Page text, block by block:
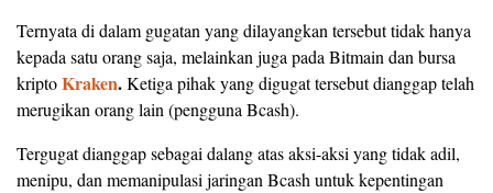
Ternyata di dalam gugatan yang dilayangkan tersebut tidak hanya
kepada satu orang saja, melainkan juga pada Bitmain dan bursa
kriptoKraken.Ketiga pihak yang digugat tersebut dianggap telah
merugikan orang lain (pengguna Bcash).
Tergugat dianggap sebagai dalang atas aksi-aksi yang tidak adil,
menipu, dan memanipulasi jaringan Bcash untuk kepentingan